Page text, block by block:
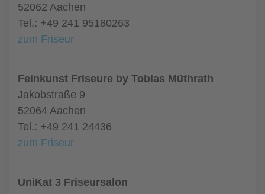
52062 Aachen
Tel.: +49 241 95180263
zum Friseur
Feinkunst Friseure by Tobias Müthrath
Jakobstraße 9
52064 Aachen
Tel.: +49 241 24436
zum Friseur
UniKat 3 Friseursalon